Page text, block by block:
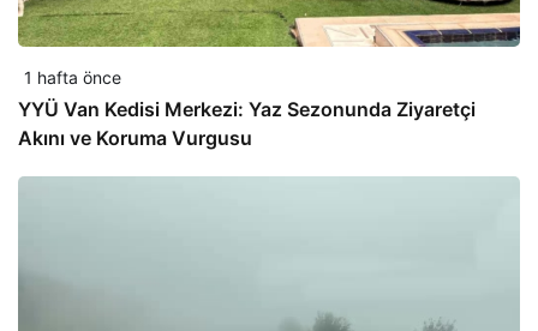
1 hafta önce
YYÜ Van Kedisi Merkezi: Yaz Sezonunda Ziyaretçi
Akını ve Koruma Vurgusu